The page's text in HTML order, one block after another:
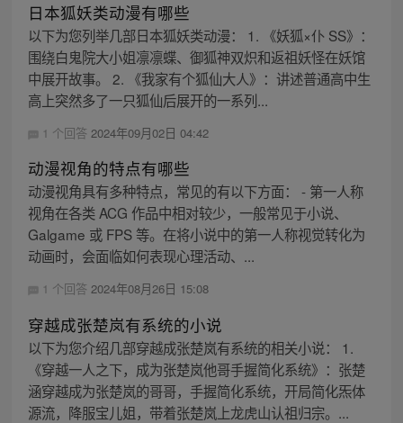
日本狐妖类动漫有哪些
以下为您列举几部日本狐妖类动漫： 1. 《妖狐×仆 SS》：
围绕白鬼院大小姐凛凛蝶、御狐神双炽和返祖妖怪在妖馆
中展开故事。 2. 《我家有个狐仙大人》：讲述普通高中生
高上突然多了一只狐仙后展开的一系列...
1 个回答 2024年09月02日 04:42
动漫视角的特点有哪些
动漫视角具有多种特点，常见的有以下方面： - 第一人称
视角在各类 ACG 作品中相对较少，一般常见于小说、
Galgame 或 FPS 等。在将小说中的第一人称视觉转化为
动画时，会面临如何表现心理活动、...
1 个回答 2024年08月26日 15:08
穿越成张楚岚有系统的小说
以下为您介绍几部穿越成张楚岚有系统的相关小说： 1.
《穿越一人之下，成为张楚岚他哥手握简化系统》：张楚
涵穿越成为张楚岚的哥哥，手握简化系统，开局简化炁体
源流，降服宝儿姐，带着张楚岚上龙虎山认祖归宗。...